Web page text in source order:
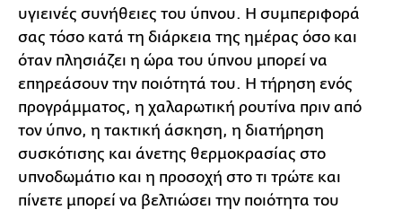
υγιεινές συνήθειες του ύπνου. Η συμπεριφορά
σας τόσο κατά τη διάρκεια της ημέρας όσο και
όταν πλησιάζει η ώρα του ύπνου μπορεί να
επηρεάσουν την ποιότητά του. Η τήρηση ενός
προγράμματος, η χαλαρωτική ρουτίνα πριν από
τον ύπνο, η τακτική άσκηση, η διατήρηση
συσκότισης και άνετης θερμοκρασίας στο
υπνοδωμάτιο και η προσοχή στο τι τρώτε και
πίνετε μπορεί να βελτιώσει την ποιότητα του